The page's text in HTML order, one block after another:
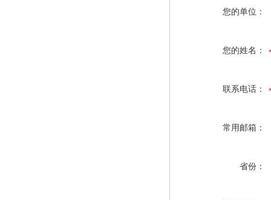
您的单位：
您的姓名：
联系电话：
常用邮箱：
省份：